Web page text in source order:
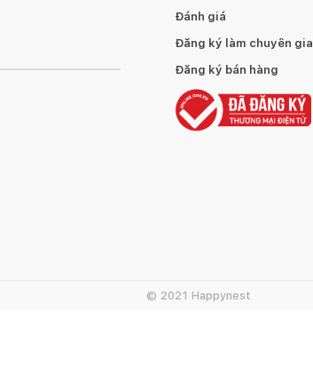
Đánh giá
Đăng ký làm chuyên gia
Đăng ký bán hàng
© 2021 Happynest